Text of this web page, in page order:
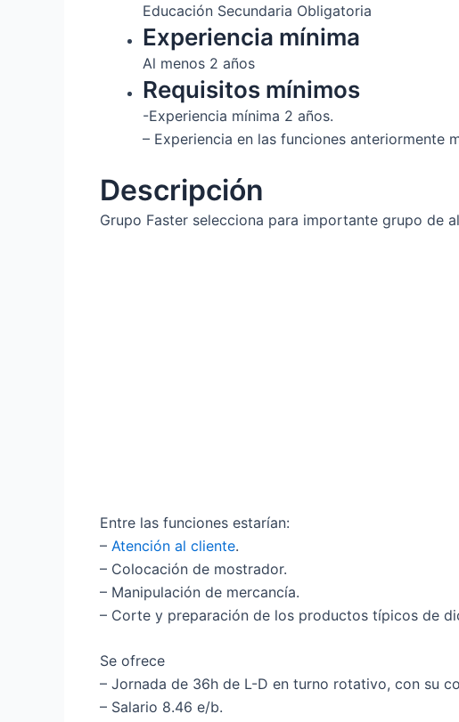
Educación Secundaria Obligatoria
Experiencia mínima
Al menos 2 años
Requisitos mínimos
-Experiencia mínima 2 años.
– Experiencia en las funciones anteriormente
Descripción
Grupo Faster selecciona para importante grupo de
Entre las funciones estarían:
– Atención al cliente.
– Colocación de mostrador.
– Manipulación de mercancía.
– Corte y preparación de los productos típicos de
Se ofrece
– Jornada de 36h de L-D en turno rotativo, con su
– Salario 8.46 e/b.